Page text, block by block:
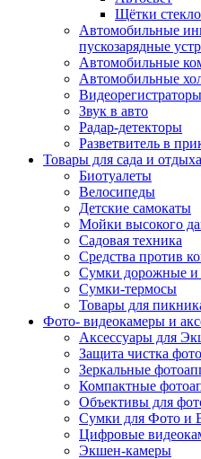
Щётки
Автомобильные
пускозарядные
Автомобильные
Автомобильные
Видеорегистраторы
Звук в авто
Радар-детекторы
Разветвитель в
Товары для сада и отдыха
Биотуалеты
Велосипеды
Детские самокаты
Мойки высокого
Садовая техника
Средства против
Сумки дорожные и
Сумки-термосы
Товары для
Фото- видеокамеры и
Аксессуары для
Защита чистка
Зеркальные
Компактные
Объективы для
Сумки для Фото и
Цифровые
Экшен-камеры